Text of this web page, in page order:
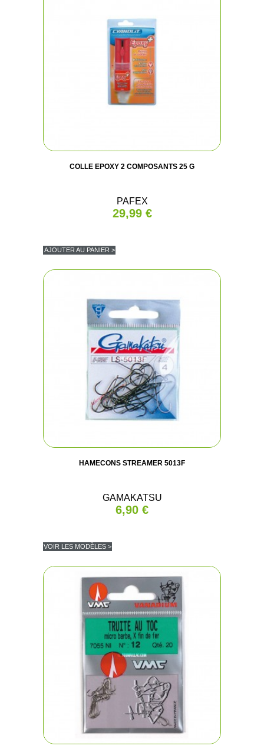
COLLE EPOXY 2 COMPOSANTS 25 G
PAFEX
29,99 €
AJOUTER AU PANIER >
HAMECONS STREAMER 5013F
GAMAKATSU
6,90 €
VOIR LES MODÈLES >